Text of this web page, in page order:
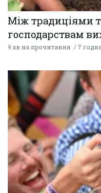
Між традиціями
господарствам
9 хв на прочитання 7